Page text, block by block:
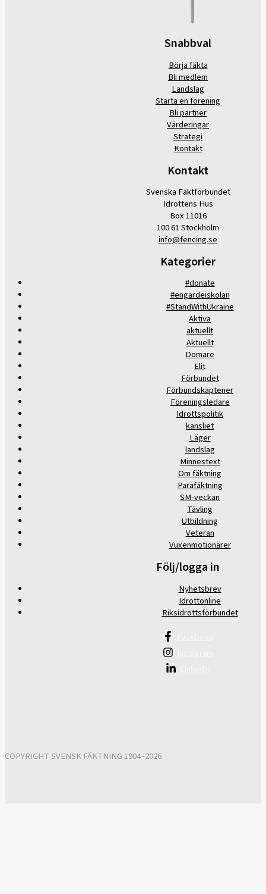
Snabbval
Börja fäkta
Bli medlem
Landslag
Starta en förening
Bli partner
Värderingar
Strategi
Kontakt
Kontakt
Svenska Fäktförbundet
Idrottens Hus
Box 11016
100 61 Stockholm
info@fencing.se
Kategorier
#donate
#engardeiskolan
#StandWithUkraine
Aktiva
aktuellt
Aktuellt
Domare
Elit
Förbundet
Förbundskaptener
Föreningsledare
Idrottspolitik
kansliet
Läger
landslag
Minnestext
Om fäktning
Parafäktning
SM-veckan
Tävling
Utbildning
Veteran
Vuxenmotionärer
Följ/logga in
Nyhetsbrev
Idrottonline
Riksidrottsförbundet
COPYRIGHT SVENSK FÄKTNING 1904–2026